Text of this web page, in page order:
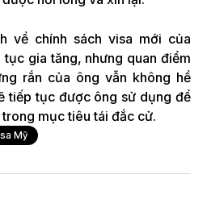
về chính sách visa mới của
gia tăng, nhưng quan điểm
rắn của ông vẫn không hề
tiếp tục được ông sử dụng để
mục tiêu tái đắc cử.
Mỹ